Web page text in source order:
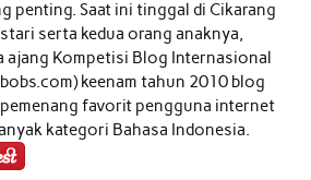
penting. Saat ini tinggal di Cikarang
serta kedua orang anaknya,
ajang Kompetisi Blog Internasional
keenam tahun 2010 blog
favorit pengguna internet
kategori Bahasa Indonesia.